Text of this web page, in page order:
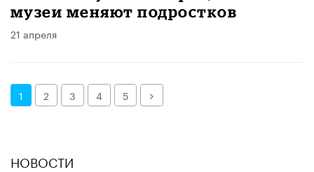
музеи меняют подростков
21 апреля
1 2 3 4 5 Далее
НОВОСТИ